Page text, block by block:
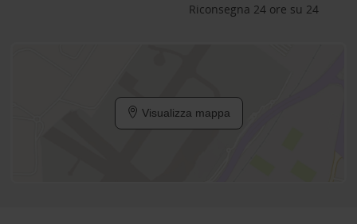
Riconsegna 24 ore su 24
Visualizza mappa